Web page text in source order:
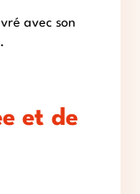
avec son
et de